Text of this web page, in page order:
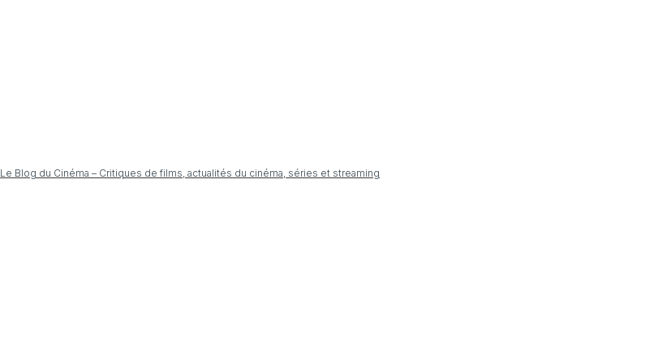
Le Blog du Cinéma – Critiques de films, actualités du cinéma, séries et streaming